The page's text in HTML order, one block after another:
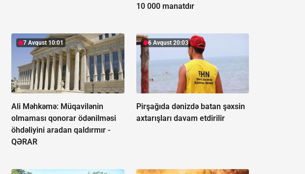
10 000 manatdır
7 Avqust 10:01
Ali Məhkəmə: Müqavilənin
olmaması qonorar ödənilməsi
öhdəliyini aradan qaldırmır -
QƏRAR
6 Avqust 20:03
Pirşağıda dənizdə batan şəxsin
axtarışları davam etdirilir